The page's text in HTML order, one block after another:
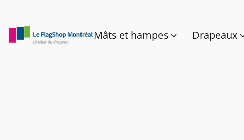
Mâts et hampes Drapeaux